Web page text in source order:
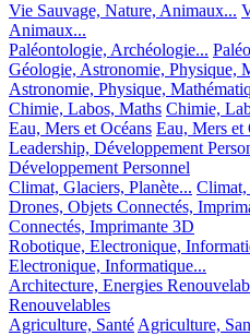
Vie Sauvage, Nature, Animaux...
Animaux...
Paléontologie, Archéologie...
Géologie, Astronomie, Physique,
Astronomie, Physique,
Chimie, Labos, Maths Chimie,
Eau, Mers et Océans Eau, Mers et
Leadership, Développement
Développement Personnel
Climat, Glaciers, Planète... Climat,
Drones, Objets Connectés,
Connectés, Imprimante 3D
Robotique, Electronique,
Electronique, Informatique...
Architecture, Energies
Renouvelables
Agriculture, SantéAgriculture,